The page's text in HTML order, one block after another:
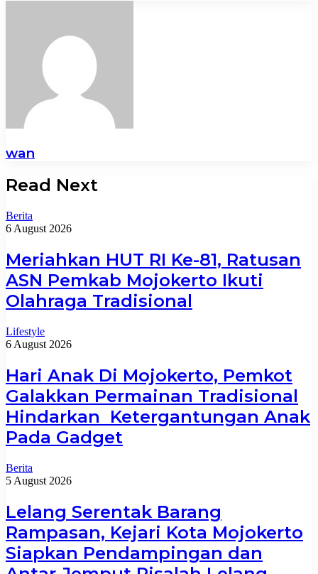
wan
Read Next
Berita
6 August 2026
Meriahkan HUT RI Ke-81, Ratusan
ASN Pemkab Mojokerto Ikuti
Olahraga Tradisional
Lifestyle
6 August 2026
Hari Anak Di Mojokerto, Pemkot
Galakkan Permainan Tradisional
Hindarkan Ketergantungan Anak
Pada Gadget
Berita
5 August 2026
Lelang Serentak Barang
Rampasan, Kejari Kota Mojokerto
Siapkan Pendampingan dan